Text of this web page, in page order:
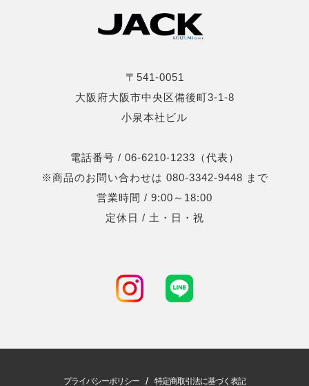
〒541-0051
大阪府大阪市中央区備後町3-1-8
小泉本社ビル
電話番号 / 06-6210-1233（代表）
※商品のお問い合わせは 080-3342-9448 まで
営業時間 / 9:00～18:00
定休日 / 土・日・祝
プライバシーポリシー / 特定商取引法に基づく表記